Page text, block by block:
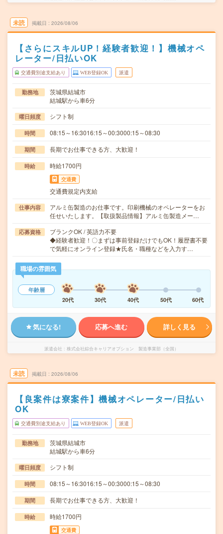
未読 掲載日 2026/08/06
【さらにスキルUP！経験者歓迎！】機械オペ
レーター/日払いOK
交通費別途支給あり WEB登録OK 派遣
勤務地
茨城県結城市
結城駅から車6分
曜日頻度 シフト制
時間 08:15～16:3016:15～00:3000:15～08:30
期間 長期でお仕事できる方、大歓迎！
時給 時給1700円
交通費
交通費規定内支給
仕事内容
アルミ缶製造のお仕事です。印刷機械のオペレーターをお
任せいたします。【取扱製品情報】アルミ缶製造メー…
応募資格
ブランクOK / 英語力不要
◆経験者歓迎！〇まずは事前登録だけでもOK！履歴書不要
で気軽にオンライン登録★氏名・職種などを入力す…
職場の雰囲気
年齢層
20代
30代 40代 50代 60代
気になる! 応募へ進む 詳しく見る
派遣会社 株式会社綜合キャリアオプション 製造事業部（全国）
未読 掲載日 2026/08/06
【良案件は寮案件】機械オペレーター/日払い
OK
交通費別途支給あり WEB登録OK 派遣
勤務地
茨城県結城市
結城駅から車6分
曜日頻度 シフト制
時間 08:15～16:3016:15～00:3000:15～08:30
期間 長期でお仕事できる方、大歓迎！
時給 時給1700円
交通費